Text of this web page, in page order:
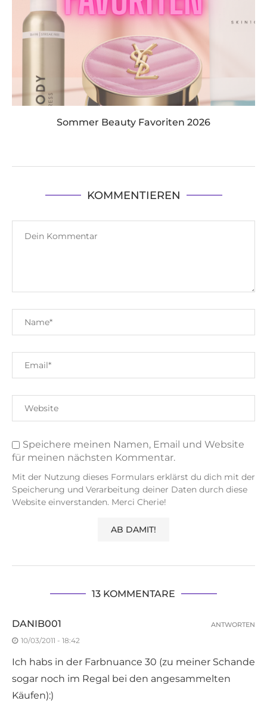
Sommer Beauty Favoriten 2026
KOMMENTIEREN
Speichere meinen Namen, Email und Website
für meinen nächsten Kommentar.
Mit der Nutzung dieses Formulars erklärst du dich mit der
Speicherung und Verarbeitung deiner Daten durch diese
Website einverstanden. Merci Cherie!
13 KOMMENTARE
DANIB001
10/03/2011 - 18:42
Ich habs in der Farbnuance 30 (zu meiner Schande
sogar noch im Regal bei den angesammelten
Käufen):)
ANTWORTEN